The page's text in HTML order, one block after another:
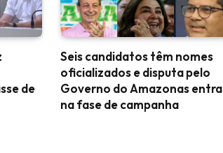
de
Seis candidatos têm nomes
oficializados e disputa pelo
Governo do Amazonas entra
na fase de campanha